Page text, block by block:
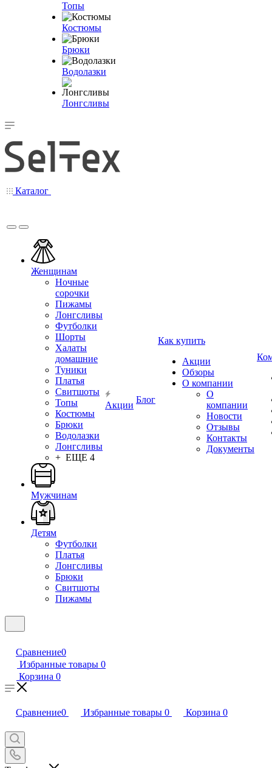
Топы
Костюмы
Брюки
Водолазки
Лонгсливы
Каталог
Женщинам
Ночные
сорочки
Пижамы
Лонгсливы
Футболки
Шорты
Халаты
домашние
Туники
Платья
Свитшоты
Топы
Костюмы
Брюки
Водолазки
Лонгсливы
+ ЕЩЕ 4
Мужчинам
Детям
Футболки
Платья
Лонгсливы
Брюки
Свитшоты
Пижамы
Акции
Блог
Как купить
Акции
Обзоры
О компании
О
компании
Новости
Отзывы
Контакты
Документы
Сравнение0
Избранные товары 0
Корзина 0
Сравнение0 Избранные товары 0 Корзина 0